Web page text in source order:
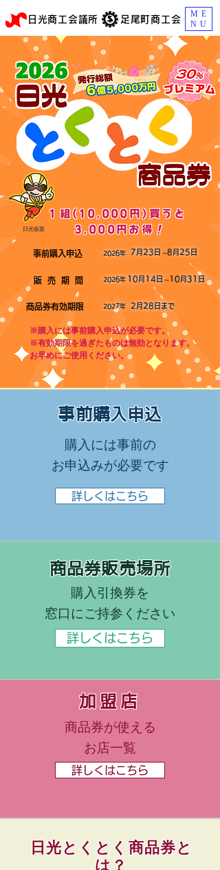
日光商工会議所 足尾町商工会
ME
NU
日光仮面
事前購入申込 ​2026年 7 月 23 日 ～8 月 25 日
販 売 期 間 2026年 ​10月 14 日 ～ 10月 31 日
商品券有効期限 2027年 2 月 28 日まで
※購入には事前購入申込が必要です。
※有効期限を過ぎたものは無効となります。
お早めにご使用ください。
１組(10,000円)買うと
3,000円お得！
日光とくとく商品券と
は？
​事前購入申込
購入には事前の
​お申込みが必要です
詳しくはこちら
商品券販売場所
購入引換券を
​窓口にご持参ください
詳しくはこちら
加盟店
商品券が使える
​お店一覧
詳しくはこちら